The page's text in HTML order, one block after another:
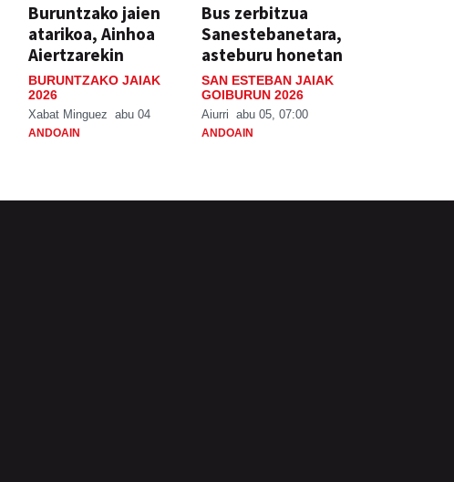
Buruntzako jaien
atarikoa, Ainhoa
Aiertzarekin
BURUNTZAKO JAIAK
2026
Xabat Minguez abu 04
ANDOAIN
Bus zerbitzua
Sanestebanetara,
asteburu honetan
SAN ESTEBAN JAIAK
GOIBURUN 2026
Aiurri abu 05, 07:00
ANDOAIN